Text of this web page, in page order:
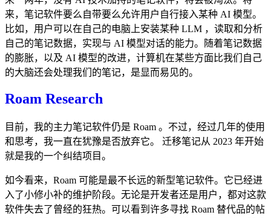
来，笔记软件要么自带要么允许用户自行接入某种 AI 模型。
比如，用户可以在自己的电脑上安装某种 LLM ，读取和分析
自己的笔记数据，实现与 AI 模型对话的能力。随着笔记数据
的膨胀，以及 AI 模型的改进，计算机在某些方面比我们自己
的大脑还会处理我们的笔记，是显而易见的。
Roam Research
目前，我的主力笔记软件仍是 Roam 。不过，经过几年的使用
和思考，我一直在犹豫是否放弃它。 迁移笔记从 2023 年开始
就是我的一个纠结项目。
如今看来，Roam 可能是最不长远的新型笔记软件。它已经进
入了小修小补的维护阶段。无论是开发者还是用户，都对这款
软件失去了曾经的狂热。可以看到许多寻找 Roam 替代品的帖